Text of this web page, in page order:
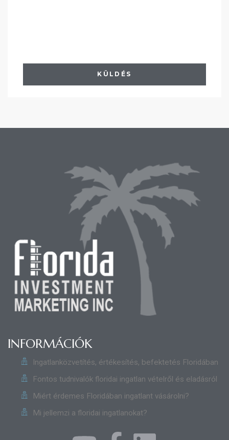
INFORMÁCIÓK
Ingatlanközvetítés, értékesítés, befektetés Floridában
Fontos tudnivalók floridai ingatlan vételről és eladásról
Miért érdemes Floridában ingatlant vásárolni?
Mi jellemzi a floridai ingatlanokat?